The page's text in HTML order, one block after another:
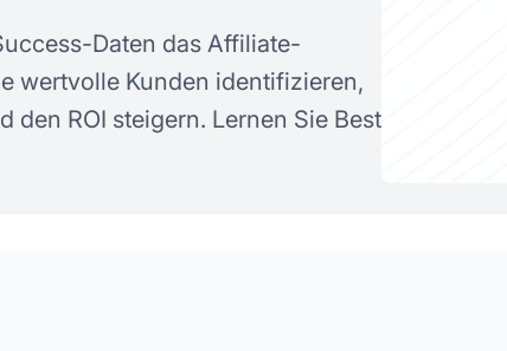
Daten das Affiliate-
wertvolle Kunden identifizieren,
den ROI steigern. Lernen Sie Best